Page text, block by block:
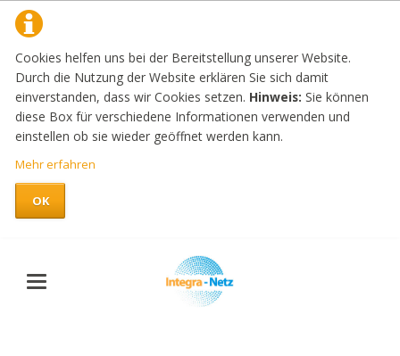
Cookies helfen uns bei der Bereitstellung unserer Website.
Durch die Nutzung der Website erklären Sie sich damit
einverstanden, dass wir Cookies setzen. Hinweis: Sie können
diese Box für verschiedene Informationen verwenden und
einstellen ob sie wieder geöffnet werden kann.
Mehr erfahren
OK